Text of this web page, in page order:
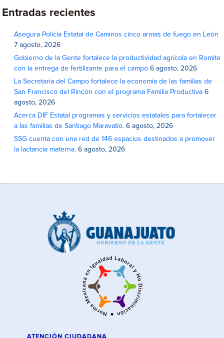
Entradas recientes
Asegura Policía Estatal de Caminos cinco armas de fuego en León
7 agosto, 2026
Gobierno de la Gente fortalece la productividad agrícola en Romita
con la entrega de fertilizante para el campo 6 agosto, 2026
La Secretaria del Campo fortalece la economía de las familias de
San Francisco del Rincón con el programa Familia Productiva 6
agosto, 2026
Acerca DIF Estatal programas y servicios estatales para fortalecer
a las familias de Santiago Maravatío. 6 agosto, 2026
SSG cuenta con una red de 146 espacios destinados a promover
la lactancia materna. 6 agosto, 2026
ATENCIÓN CIUDADANA